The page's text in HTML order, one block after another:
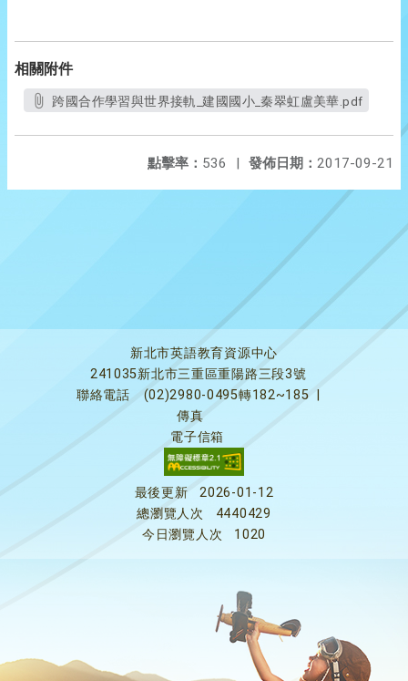
相關附件
跨國合作學習與世界接軌_建國國小_秦翠虹盧美華.pdf
發佈日期： 2017-09-21
點擊率： 536 |
新北市英語教育資源中心
241035新北市三重區重陽路三段3號
聯絡電話
(02)2980-0495轉182~185
傳真
電子信箱
最後更新
2026-01-12
總瀏覽人次
4440429
今日瀏覽人次
1020